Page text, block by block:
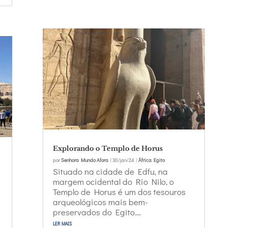
Explorando o Templo de Horus
porSenhora Mundo Afora| 30/jan/24| África, Egito
Situado na cidade de Edfu, na
margem ocidental do Rio Nilo, o
Templo de Horus é um dos tesouros
arqueológicos mais bem-
preservados do Egito....
ler mais